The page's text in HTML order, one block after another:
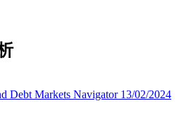
Debt Markets Navigator 13/02/2024